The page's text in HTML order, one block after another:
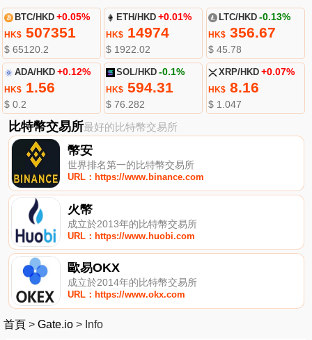
BTC/HKD +0.05%
HK$507351
$ 65120.2
ETH/HKD +0.01%
HK$ 14974
$ 1922.02
LTC/HKD -0.13%
HK$356.67
$ 45.78
ADA/HKD +0.12%
HK$1.56
$ 0.2
SOL/HKD -0.1%
HK$ 594.31
$ 76.282
XRP/HKD +0.07%
HK$8.16
$ 1.047
比特幣交易所最好的比特幣交易所
幣安
世界排名第一的比特幣交易所
URL：https://www.binance.com
火幣
成立於2013年的比特幣交易所
URL：https://www.huobi.com
歐易OKX
成立於2014年的比特幣交易所
URL：https://www.okx.com
首頁 > Gate.io > Info